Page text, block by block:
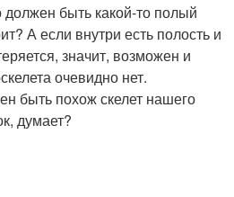
должен быть какой-то полый
А если внутри есть полость и
значит, возможен и
очевидно нет.
быть похож скелет нашего
думает?